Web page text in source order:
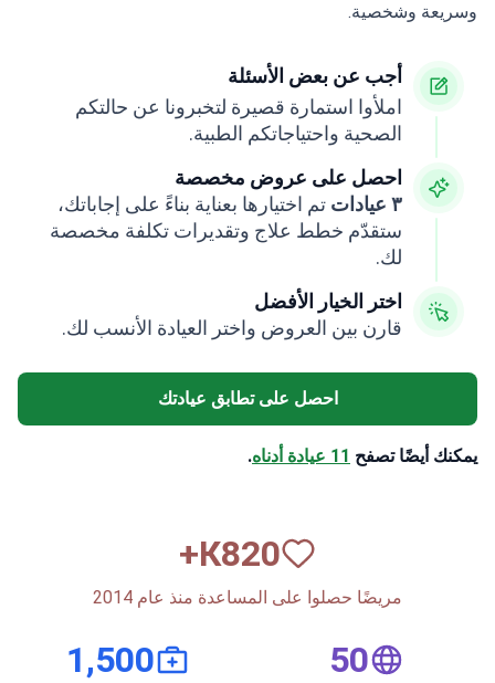
وسريعة وشخصية.
أجب عن بعض الأسئلة
املأوا استمارة قصيرة لتخبرونا عن حالتكم
الصحية واحتياجاتكم الطبية.
احصل على عروض مخصصة
٣ عيادات
تم اختيارها بعناية بناءً على إجاباتك،
ستقدّم خطط علاج وتقديرات تكلفة مخصصة
لك.
اختر الخيار الأفضل
قارن بين العروض واختر العيادة الأنسب لك.
احصل على تطابق عيادتك
يمكنك أيضًا تصفح 11 عيادة أدناه .
820
К+
مريضًا حصلوا على المساعدة منذ عام 2014
50
1,500